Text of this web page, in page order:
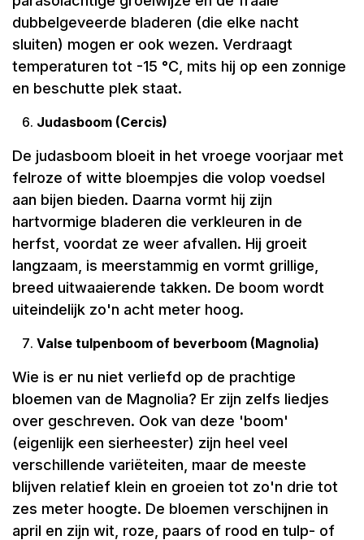
dubbelgeveerde bladeren (die elke nacht
sluiten) mogen er ook wezen. Verdraagt
temperaturen tot -15 °C, mits hij op een zonnige
en beschutte plek staat.
Judasboom (Cercis)
De judasboom bloeit in het vroege voorjaar met
felroze of witte bloempjes die volop voedsel
aan bijen bieden. Daarna vormt hij zijn
hartvormige bladeren die verkleuren in de
herfst, voordat ze weer afvallen. Hij groeit
langzaam, is meerstammig en vormt grillige,
breed uitwaaierende takken. De boom wordt
uiteindelijk zo'n acht meter hoog.
Valse tulpenboom of beverboom (Magnolia)
Wie is er nu niet verliefd op de prachtige
bloemen van de Magnolia? Er zijn zelfs liedjes
over geschreven. Ook van deze 'boom'
(eigenlijk een sierheester) zijn heel veel
verschillende variëteiten, maar de meeste
blijven relatief klein en groeien tot zo'n drie tot
zes meter hoogte. De bloemen verschijnen in
april en zijn wit, roze, paars of rood en tulp- of